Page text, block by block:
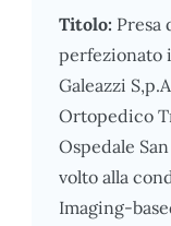
Titolo: Presa
perfezionato
Galeazzi
Ortopedico
Ospedale
volto alla
Imaging-